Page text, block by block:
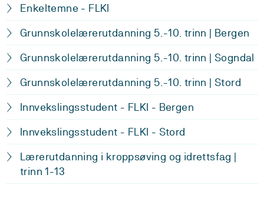
Enkeltemne - FLKI
Grunnskolelærerutdanning 5.-10. trinn | Bergen
Grunnskolelærerutdanning 5.-10. trinn | Sogndal
Grunnskolelærerutdanning 5.-10. trinn | Stord
Innvekslingsstudent - FLKI - Bergen
Innvekslingsstudent - FLKI - Stord
Lærerutdanning i kroppsøving og idrettsfag |
trinn 1-13